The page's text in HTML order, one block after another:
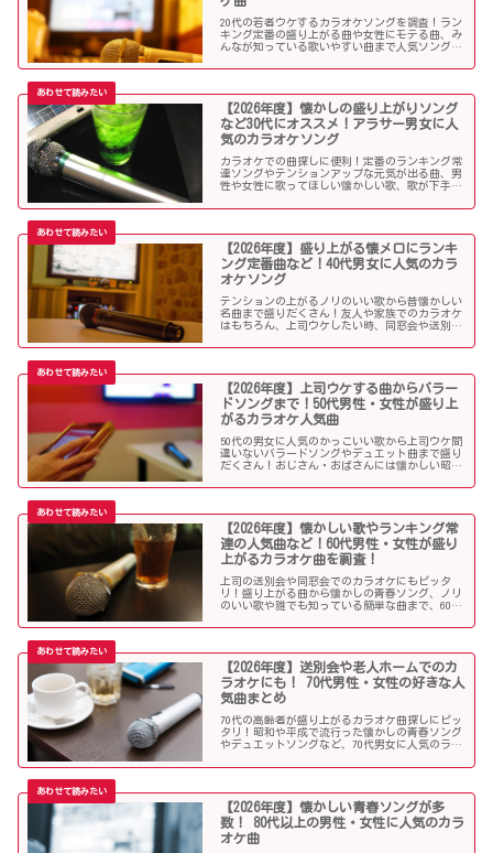
20代の若者ウケするカラオケソングを調査！ラン
キング定番の盛り上がる曲や女性にモテる曲、み
んなが知っている歌いやすい曲まで人気ソングが
別会、上司ウケしたい時などにオススメです！
【2026年度】懐かしの盛り上がりソング
など30代にオススメ！アラサー男女に人
気のカラオケソング
カラオケでの曲探しに便利！定番のランキング常
連ソングやテンションアップな元気が出る曲、男
性や女性に歌ってほしい懐かしい歌、歌が下手で
カラオケ曲をご紹介します！
【2026年度】盛り上がる懐メロにランキ
ング定番曲など！40代男女に人気のカラ
オケソング
テンションの上がるノリのいい歌から昔懐かしい
名曲まで盛りだくさん！友人や家族でのカラオケ
はもちろん、上司ウケしたい時、同窓会や送別会
ッとくるようなカラオケソングを探している方も
【2026年度】上司ウケする曲からバラー
ドソングまで！50代男性・女性が盛り上
がるカラオケ人気曲
50代の男女に人気のかっこいい歌から上司ウケ間
違いないバラードソングやデュエット曲まで盛り
だくさん！おじさん・おばさんには懐かしい昭和
懐メロも多数。みんなが知っている曲は音痴でも
はず！
【2026年度】懐かしい歌やランキング常
連の人気曲など！60代男性・女性が盛り
上がるカラオケ曲を調査！
上司の送別会や同窓会でのカラオケにもピッタ
リ！盛り上がる曲から懐かしの青春ソング、ノリ
のいい歌や誰でも知っている簡単な曲まで、60代
でご紹介します！
【2026年度】送別会や老人ホームでのカ
ラオケにも！ 70代男性・女性の好きな人
気曲まとめ
70代の高齢者が盛り上がるカラオケ曲探しにピッ
タリ！昭和や平成で流行った懐かしの青春ソング
やデュエットソングなど、70代男女に人気のラン
ウケる曲、老人に喜ばれる曲が詰まったラインナ
【2026年度】懐かしい青春ソングが多
数！ 80代以上の男性・女性に人気のカラ
オケ曲